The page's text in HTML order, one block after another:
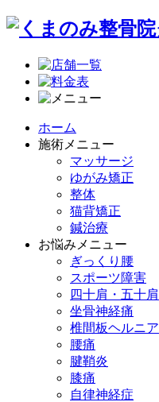
ホーム
施術メニュー
マッサージ
ゆがみ矯正
整体
猫背矯正
鍼治療
お悩みメニュー
ぎっくり腰
スポーツ障害
四十肩・五十肩
坐骨神経痛
椎間板ヘルニア
腰痛
腱鞘炎
膝痛
自律神経症